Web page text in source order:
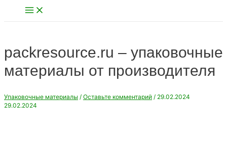
Main
Menu
packresource.ru – упаковочные
материалы от производителя
Упаковочные материалы / Оставьте комментарий / 29.02.2024
29.02.2024